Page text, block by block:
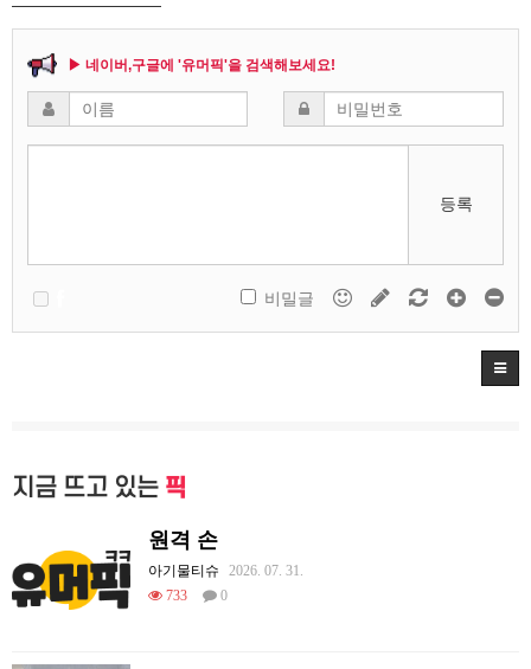
▶ 네이버,구글에 '유머픽'을 검색해보세요!
등록
비밀글
지금 뜨고 있는 픽
원격 손
아기물티슈
2026. 07. 31.
733
0